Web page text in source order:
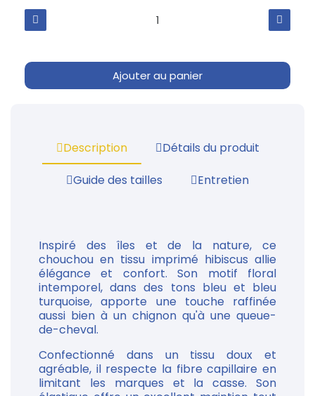
Ajouter au panier
Description
Détails du produit
Guide des tailles
Entretien
Inspiré des îles et de la nature, ce
chouchou en tissu imprimé hibiscus allie
élégance et confort. Son motif floral
intemporel, dans des tons bleu et bleu
turquoise, apporte une touche raffinée
aussi bien à un chignon qu'à une queue-
de-cheval.
Confectionné dans un tissu doux et
agréable, il respecte la fibre capillaire en
limitant les marques et la casse. Son